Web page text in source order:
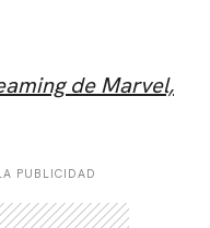
de Marvel,
PUBLICIDAD